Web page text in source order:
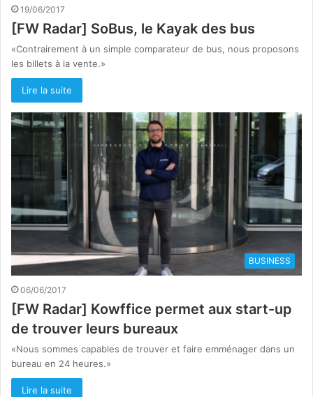
19/06/2017
[FW Radar] SoBus, le Kayak des bus
«Contrairement à un simple comparateur de bus, nous proposons
les billets à la vente.»
Lire la suite
BUSINESS
06/06/2017
[FW Radar] Kowffice permet aux start-up
de trouver leurs bureaux
«Nous sommes capables de trouver et faire emménager dans un
bureau en 24 heures.»
Lire la suite